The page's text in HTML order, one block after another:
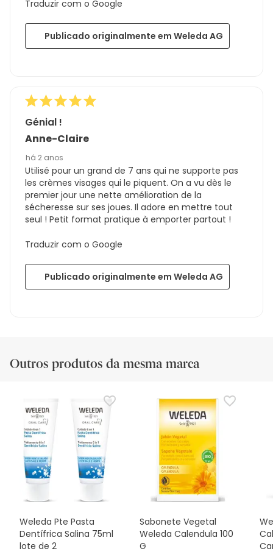
Traduzir com o Google
Publicado originalmente em Weleda AG
Génial !
Anne-Claire
há 2 anos
Utilisé pour un grand de 7 ans qui ne supporte pas
les crèmes visages qui le piquent. On a vu dès le
premier jour une nette amélioration de la
sécheresse sur ses joues. Il adore en mettre tout
seul ! Petit format pratique à emporter partout !
Traduzir com o Google
Publicado originalmente em Weleda AG
Outros produtos da mesma marca
Weleda Pte Pasta
Dentífrica Salina 75ml
lote de 2
Sabonete Vegetal
Weleda Calendula 100
G